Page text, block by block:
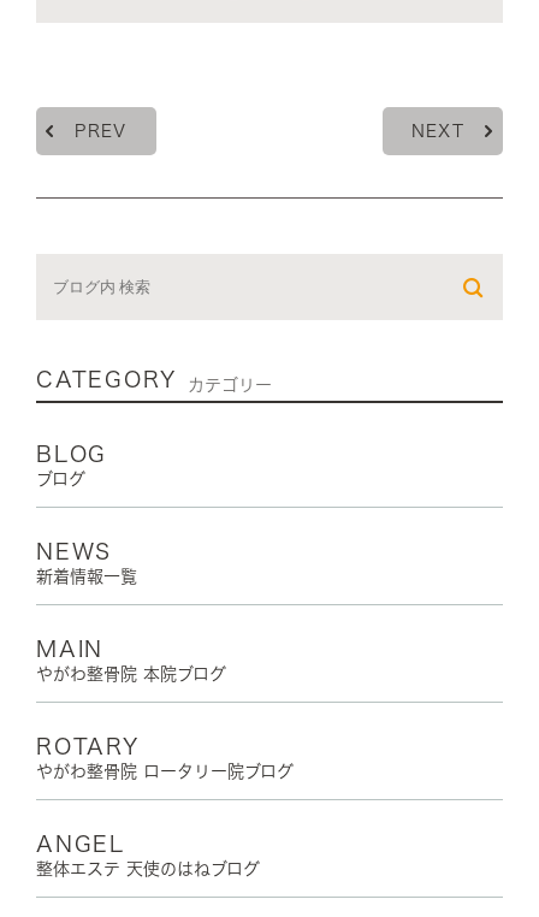
PREV NEXT
CATEGORY カテゴリー
BLOG
ブログ
NEWS
新着情報一覧
MAIN
やがわ整骨院 本院ブログ
ROTARY
やがわ整骨院 ロータリー院ブログ
ANGEL
整体エステ 天使のはねブログ